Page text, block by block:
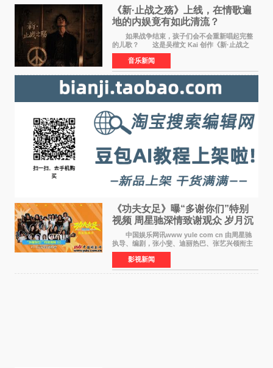
《新·止战之殇》上线，在情歌遍
地的内娱竟有如此清流？
如果战争结束，孩子们会不会重新唱起完整
的儿歌？ 这是吴楷文 Kai 创作《新·止战之
殇》时最初的想法。 从伊朗相关冲突引发的
地区局势，到世界各地仍在发生的动荡与不安，
战争从来不只
音乐新闻
《功夫女足》曝“多谢你们”特别
视频 周星驰深情致谢观众 岁月沉
淀不灭初心
中国娱乐网讯www yule com cn 由周星驰
执导、编剧，张小斐、迪丽热巴、张艺兴领衔主
演，刘嘉玲、佐藤健特别出演，艾米、雪野、蔡
思贝、胡予安、倪好特别介绍的喜剧电影《功夫
女足》释出多谢你
影视新闻